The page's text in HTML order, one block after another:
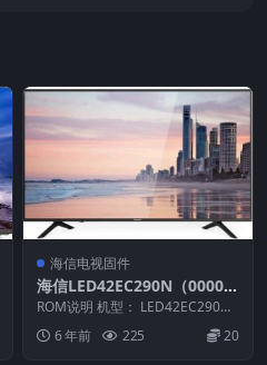
海信电视固件
海信LED42EC290N（0000）
BOM1官方原厂USB刷机电视
固件包
ROM说明 机型： LED42EC290N
固件版本：（0000） BOM：1 ...
6 年前 225 20